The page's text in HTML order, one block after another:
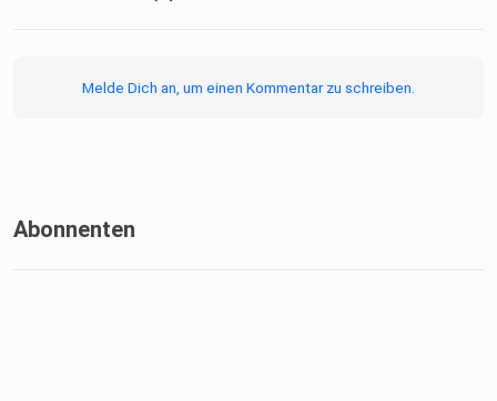
Melde Dich an, um einen Kommentar zu schreiben.
Abonnenten